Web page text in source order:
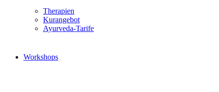
Therapien
Kurangebot
Ayurveda-Tarife
Workshops